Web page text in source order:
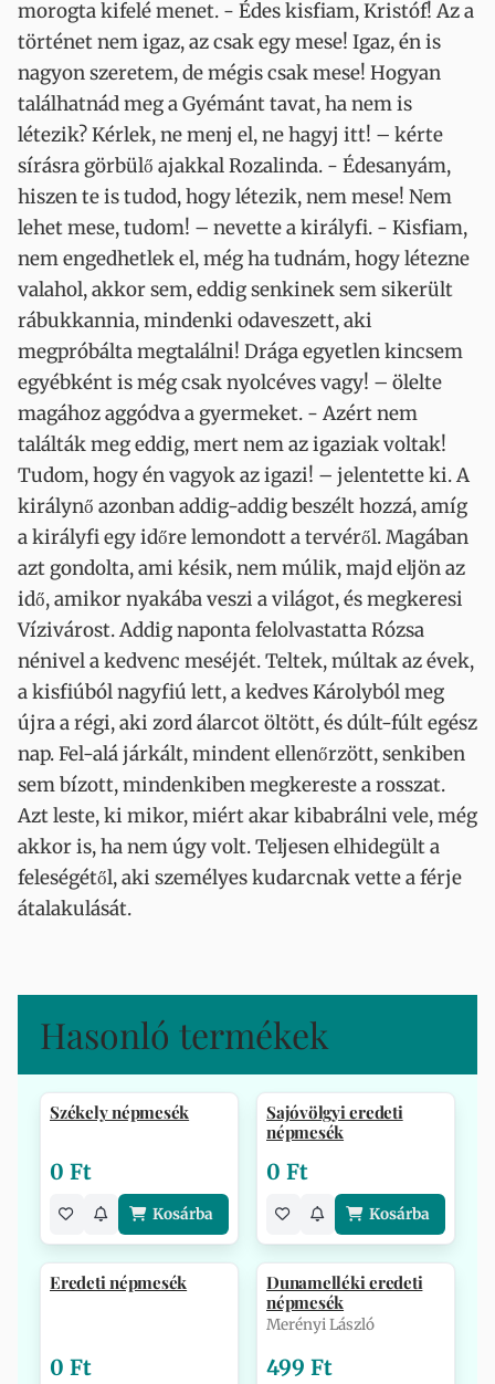
morogta kifelé menet. - Édes kisfiam, Kristóf! Az a
történet nem igaz, az csak egy mese! Igaz, én is
nagyon szeretem, de mégis csak mese! Hogyan
találhatnád meg a Gyémánt tavat, ha nem is
létezik? Kérlek, ne menj el, ne hagyj itt! – kérte
sírásra görbülő ajakkal Rozalinda. - Édesanyám,
hiszen te is tudod, hogy létezik, nem mese! Nem
lehet mese, tudom! – nevette a királyfi. - Kisfiam,
nem engedhetlek el, még ha tudnám, hogy létezne
valahol, akkor sem, eddig senkinek sem sikerült
rábukkannia, mindenki odaveszett, aki
megpróbálta megtalálni! Drága egyetlen kincsem
egyébként is még csak nyolcéves vagy! – ölelte
magához aggódva a gyermeket. - Azért nem
találták meg eddig, mert nem az igaziak voltak!
Tudom, hogy én vagyok az igazi! – jelentette ki. A
királynő azonban addig-addig beszélt hozzá, amíg
a királyfi egy időre lemondott a tervéről. Magában
azt gondolta, ami késik, nem múlik, majd eljön az
idő, amikor nyakába veszi a világot, és megkeresi
Vízivárost. Addig naponta felolvastatta Rózsa
nénivel a kedvenc meséjét. Teltek, múltak az évek,
a kisfiúból nagyfiú lett, a kedves Károlyból meg
újra a régi, aki zord álarcot öltött, és dúlt-fúlt egész
nap. Fel-alá járkált, mindent ellenőrzött, senkiben
sem bízott, mindenkiben megkereste a rosszat.
Azt leste, ki mikor, miért akar kibabrálni vele, még
akkor is, ha nem úgy volt. Teljesen elhidegült a
feleségétől, aki személyes kudarcnak vette a férje
átalakulását.
Hasonló termékek
Székely népmesék
0 Ft
Kosárba
Sajóvölgyi eredeti
népmesék
0 Ft
Kosárba
Eredeti népmesék
0 Ft
Dunamelléki eredeti
népmesék
Merényi László
499 Ft